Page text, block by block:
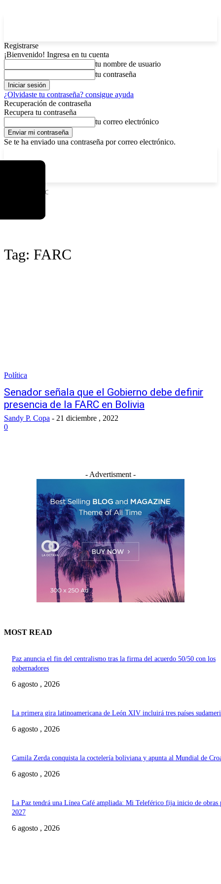
Registrarse
¡Bienvenido! Ingresa en tu cuenta
tu nombre de usuario
tu contraseña
¿Olvidaste tu contraseña? consigue ayuda
Recuperación de contraseña
Recupera tu contraseña
tu correo electrónico
Se te ha enviado una contraseña por correo electrónico.
FARC
Tag: FARC
Política
Senador señala que el Gobierno debe definir
presencia de la FARC en Bolivia
Sandy P. Copa - 21 diciembre , 2022
0
- Advertisment -
MOST READ
Paz anuncia el fin del centralismo tras la firma del acuerdo 50/50 con los
gobernadores
6 agosto , 2026
La primera gira latinoamericana de León XIV incluirá tres países
6 agosto , 2026
Camila Zerda conquista la coctelería boliviana y apunta al Mundial de
6 agosto , 2026
La Paz tendrá una Línea Café ampliada: Mi Teleférico fija inicio de obras
2027
6 agosto , 2026